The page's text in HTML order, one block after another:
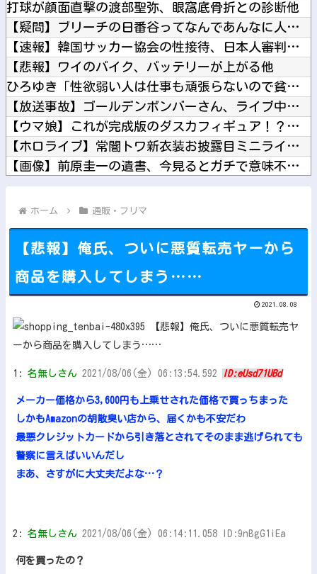
打球が顔面直撃の渡部聖弥、眼窩底骨折との診断他
【疑問】ブリーチの日番谷ってなんであんなに人気だったんや？？...
【速報】韓国サッカー協会の性接待、日本人審判員４人も調査へ！...
【悲報】ワイのバイク、バッテリーが上がる他
ひろゆき「性欲弱い人は仕事も頑張らないので貧乏人多い」他
【放送事故】ゴールデンボンバーさん、ライブ中にヤバい観客が乱...
【ウマ娘】これが完成版のダスカフィギュア！？「デカ過ぎんだろ...
【ホロライブ】常闇トワ新衣装お披露目ミニライブ！お笑い芸人み...
【画像】前原圭一の遺書、今見るとガチで意味不明すぎるwww他
Powered by livedoor 相互RSS
ホーム 通販・フリマ
【悲報】俺氏、ついに悪質転売ヤーから
商品を購入してしまう……
2021.08.08
1: 名無しさん 2021/08/06(金) 06:13:54.592 ID:eUsd71UBd
メーカー価格から3,600円も上乗せされた価格で買っちまった
しかもAmazonの胡散臭い店から、届くかも不安だわ
最悪クレジットカードから引き落とされてそのまま逃げられても
警察に言えばいいんだし
まあ、さすがに大丈夫だよな…？
2: 名無しさん 2021/08/06(金) 06:14:11.058 ID:9nBgG1iEa
何を買ったの？